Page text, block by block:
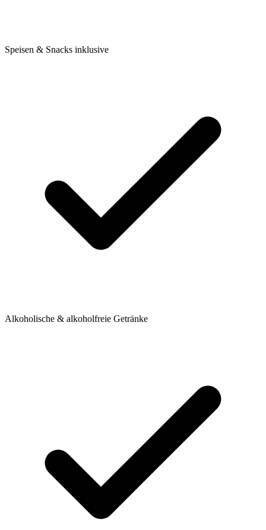
Speisen & Snacks inklusive
Alkoholische & alkoholfreie Getränke